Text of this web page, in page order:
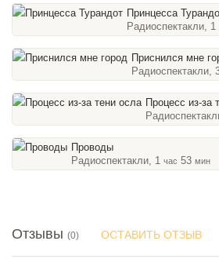
Принцесса
Радиоспектакли, 1
Приснился мне
Радиоспектакли,
Процесс из-за
Проводы
Радиоспектакли, 1 час 53 мин
Отзывы (0) ОСТАВИТЬ ОТЗЫВ